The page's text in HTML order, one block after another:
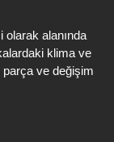
alanında
klima ve
parça ve değişim